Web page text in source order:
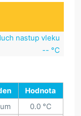
nastup vleku
-- °C
Hodnota
0.0 °C